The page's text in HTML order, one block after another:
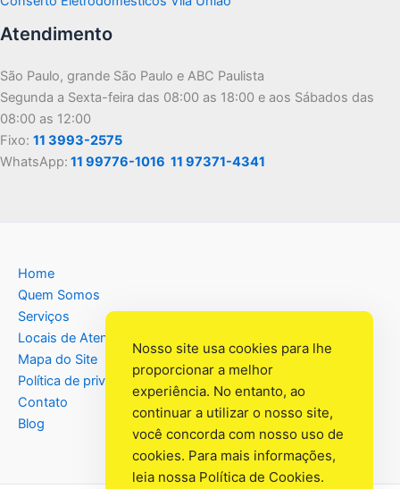
Atendimento
São Paulo, grande São Paulo e ABC Paulista
Segunda a Sexta-feira das 08:00 as 18:00 e aos Sábados das
08:00 as 12:00
Fixo: 11 3993-2575
WhatsApp: 11 99776-1016 11 97371-4341
Home
Quem Somos
Serviços
Locais de Atendimento
Mapa do Site
Política de privacidade
Contato
Blog
Nosso site usa cookies para lhe
proporcionar a melhor
experiência. No entanto, ao
continuar a utilizar o nosso site,
você concorda com nosso uso de
cookies. Para mais informações,
leia nossa Política de Cookies.